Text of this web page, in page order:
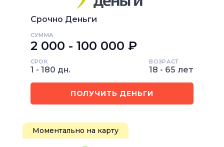
Срочно Деньги
СУММА
2 000 - 100 000 ₽
СРОК
1 - 180 дн.
ВОЗРАСТ
18 - 65 лет
ПОЛУЧИТЬ ДЕНЬГИ
Моментально на карту